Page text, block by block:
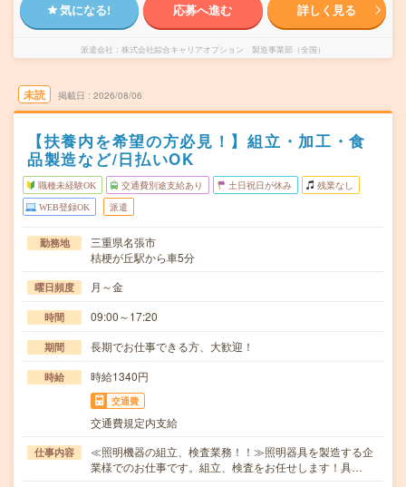
気になる! 応募へ進む 詳しく見る
派遣会社 株式会社綜合キャリアオプション 製造事業部（全国）
未読 掲載日 2026/08/06
【扶養内を希望の方必見！】組立・加工・食
品製造など/日払いOK
職種未経験OK 交通費別途支給あり 土日祝日が休み 残業なし
WEB登録OK 派遣
勤務地
三重県名張市
桔梗が丘駅から車5分
曜日頻度 月～金
時間 09:00～17:20
期間 長期でお仕事できる方、大歓迎！
時給 時給1340円
交通費
交通費規定内支給
仕事内容
≪照明機器の組立、検査業務！！≫照明器具を製造する企
業様でのお仕事です。組立、検査をお任せします！具…